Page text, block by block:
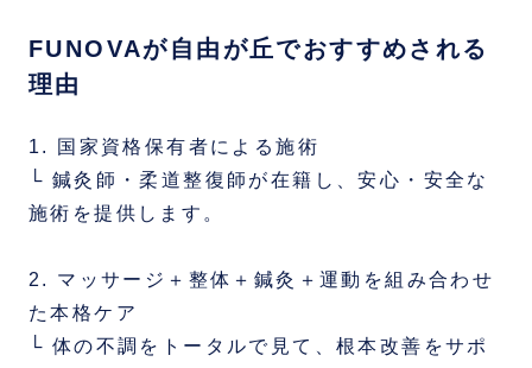
FUNOVAが自由が丘でおすすめされる
理由
1. 国家資格保有者による施術
└ 鍼灸師・柔道整復師が在籍し、安心・安全な
施術を提供します。
2. マッサージ＋整体＋鍼灸＋運動を組み合わせ
た本格ケア
└ 体の不調をトータルで見て、根本改善をサポ